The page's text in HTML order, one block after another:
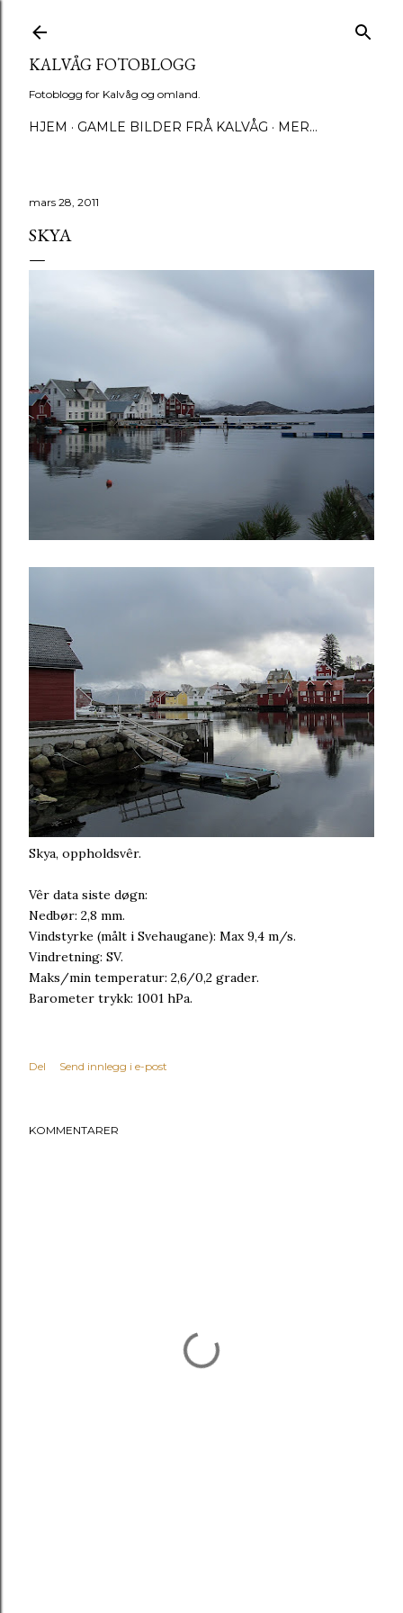
KALVÅG FOTOBLOGG
Fotoblogg for Kalvåg og omland.
HJEM GAMLE BILDER FRÅ KALVÅG MER…
mars 28, 2011
SKYA
Skya, oppholdsvêr.
Vêr data siste døgn:
Nedbør: 2,8 mm.
Vindstyrke (målt i Svehaugane): Max 9,4 m/s.
Vindretning: SV.
Maks/min temperatur: 2,6/0,2 grader.
Barometer trykk: 1001 hPa.
Del Send innlegg i e-post
KOMMENTARER